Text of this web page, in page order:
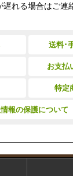
れる場合はご連
送料･
お支払
特定
報の保護について